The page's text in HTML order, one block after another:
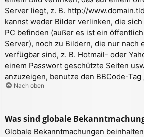
Server liegt, z. B. http://
kannst weder Bilder verlinken, die
PC befinden (außer es ist ein
Server), noch zu Bildern, die nur nach
verfügbar sind, z. B. Hotmail- oder
einem Passwort geschützte Seiten
anzuzeigen, benutze den BBCode-Tag
Nach oben
Was sind globale
Globale Bekanntmachungen